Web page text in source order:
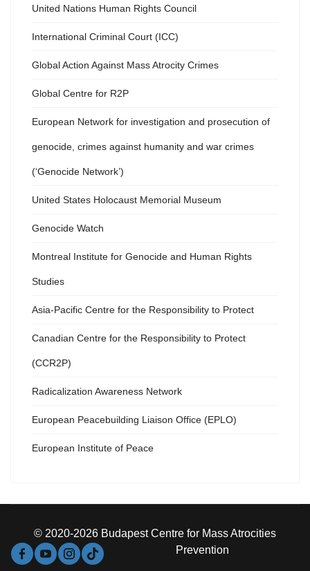
United Nations Human Rights Council
International Criminal Court (ICC)
Global Action Against Mass Atrocity Crimes
Global Centre for R2P
European Network for investigation and prosecution of
genocide, crimes against humanity and war crimes
(‘Genocide Network’)
United States Holocaust Memorial Museum
Genocide Watch
Montreal Institute for Genocide and Human Rights
Studies
Asia-Pacific Centre for the Responsibility to Protect
Canadian Centre for the Responsibility to Protect
(CCR2P)
Radicalization Awareness Network
European Peacebuilding Liaison Office (EPLO)
European Institute of Peace
© 2020-2026 Budapest Centre for Mass Atrocities
Prevention